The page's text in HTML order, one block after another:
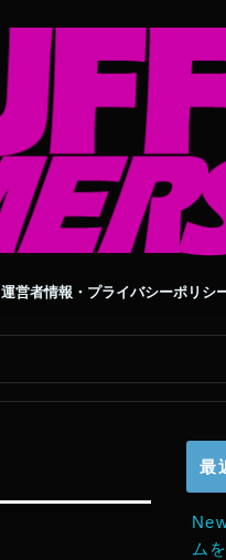
運営者情報・プライバシーポリシ
最
ム